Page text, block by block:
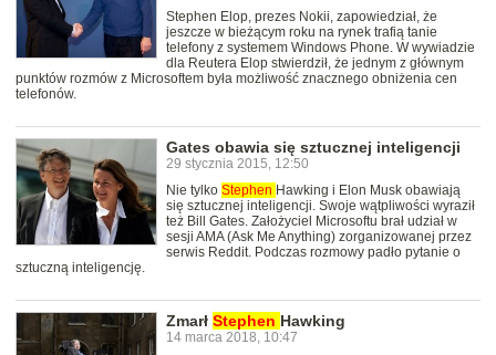
Stephen Elop, prezes Nokii, zapowiedział, że
jeszcze w bieżącym roku na rynek trafią tanie
telefony z systemem Windows Phone. W wywiadzie
dla Reutera Elop stwierdził, że jednym z głównym
punktów rozmów z Microsoftem była możliwość znacznego obniżenia cen
telefonów.
Gates obawia się sztucznej inteligencji
29 stycznia 2015, 12:50
Nie tylko Stephen Hawking i Elon Musk obawiają
się sztucznej inteligencji. Swoje wątpliwości wyraził
też Bill Gates. Założyciel Microsoftu brał udział w
sesji AMA (Ask Me Anything) zorganizowanej przez
serwis Reddit. Podczas rozmowy padło pytanie o
sztuczną inteligencję.
Zmarł Stephen Hawking
14 marca 2018, 10:47